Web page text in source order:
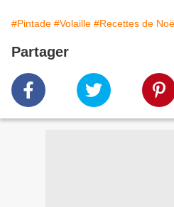
#Pintade #Volaille #Recettes de
Partager